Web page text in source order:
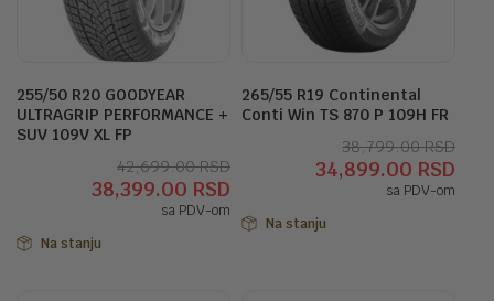
255/50 R20 GOODYEAR
ULTRAGRIP PERFORMANCE +
SUV 109V XL FP
42,699.00RSDOriginalna
cena
je
38,399.00 RSD
Trenutna
cena
je:
sa PDV-om
Na stanju
265/55 R19 Continental
Conti Win TS 870 P 109H FR
38,799.00RSD
je
34,899.00 RSD
je:
sa PDV-om
Na stanju